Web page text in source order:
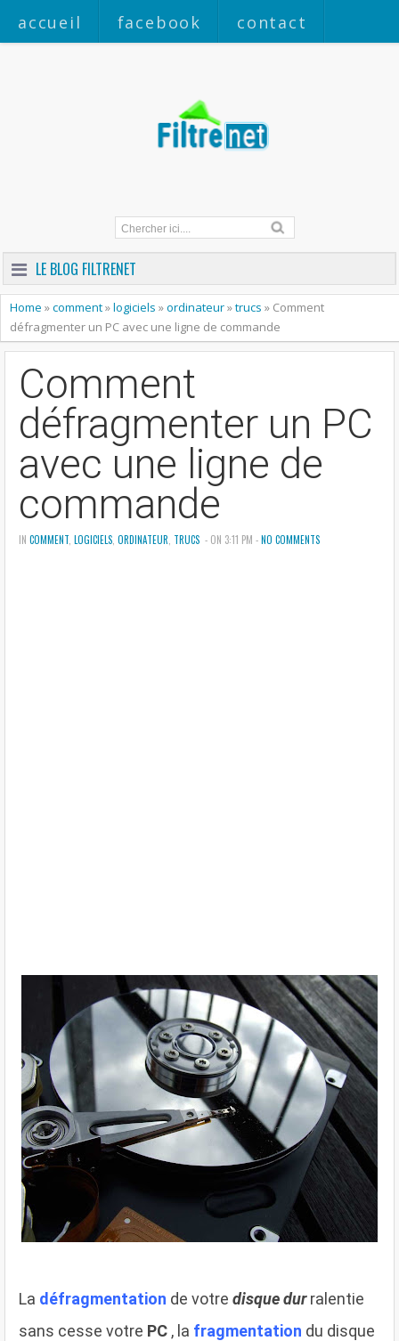
accueil facebook contact
LE BLOG FILTRENET
Home »comment»logiciels »ordinateur»trucs » Comment
défragmenter un PC avec une ligne de commande
Comment
défragmenter un PC
avec une ligne de
commande
IN COMMENT LOGICIELS ORDINATEUR TRUCS - ON 3:11 PM -NO COMMENTS
La défragmentation de votre disque durralentie
sans cesse votre PC , la fragmentation du disque